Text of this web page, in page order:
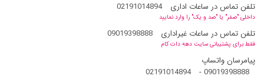
تلفن تماس در ساعات اداری
02191014894
داخلی "صفر" یا "صد و یک" را وارد نمایید
تلفن تماس در ساعات غیراداری 09019398888
فقط برای پشتیبانی سایت دهه دات کام
پیامرسان واتساپ
09019398888
-
02191014894